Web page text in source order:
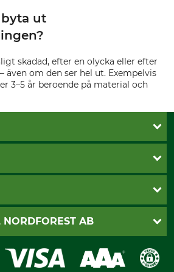
byta ut
skadad, efter en olycka eller efter
även om den ser hel ut. Exempelvis
3–5 år beroende på material och
NORDFOREST AB